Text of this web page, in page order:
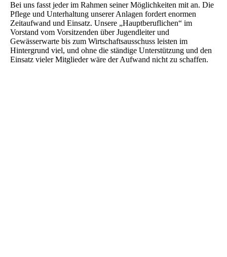
Bei uns fasst jeder im Rahmen seiner Möglichkeiten mit an. Die
Pflege und Unterhaltung unserer Anlagen fordert enormen
Zeitaufwand und Einsatz. Unsere „Hauptberuflichen“ im
Vorstand vom Vorsitzenden über Jugendleiter und
Gewässerwarte bis zum Wirtschaftsausschuss leisten im
Hintergrund viel, und ohne die ständige Unterstützung und den
Einsatz vieler Mitglieder wäre der Aufwand nicht zu schaffen.